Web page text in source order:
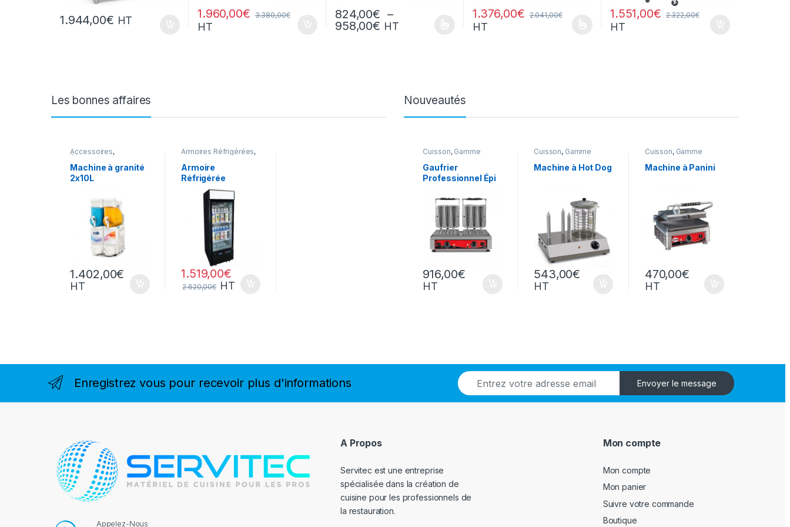
1.944,00€ HT 1.960,00€ 3.380,00€
HT
824,00€ –
958,00€ Plage de prix : 824,00€ à 958,00€
HT
Ce produit a plusieurs variations. Les options peuvent être choisies sur la page du produit
1.376,00€ 2.041,00€
HT
Ce produit a plusieurs variations. Les options peuvent être choisies sur la page du
1.551,00€ 2.322,00€
HT
Les bonnes affaires
Accessoires,
Équipement Froid
FROID,Les Bonnes
Affaires,
Snack/Pizza/Sucrée
Machine à granité
2x10L
1.402,00€
HT
Armoires Réfrigérées,
Froid
Gamme Acces
Armoire
Réfrigérée
Positive – 1 Porte
1.519,00€
2.620,00€ HT
Nouveautés
Cuisson, Gamme
Intermédiaire
Snack/Pizza/Sucrée
Sucrée
Gaufrier
Professionnel Épi
916,00€
HT
Cuisson, Gamme
Intermédiaire
Snack/Pizza/Sucrée
Machine à Hot Dog
543,00€
HT
Cuisson, Gamme
Intermédiaire
Snack/Pizza/Sucrée
Machine à Panini
470,00€
HT
Enregistrez vous pour recevoir plus d'informations
E
m
a
Envoyer le message
Appelez-Nous
A Propos
Servitec est une entreprise
spécialisée dans la création de
cuisine pour les professionnels de
la restauration.
Mon compte
Mon compte
Mon panier
Suivre votre commande
Boutique